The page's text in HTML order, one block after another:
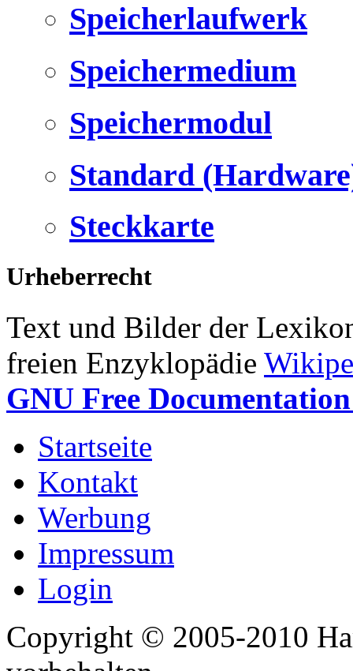
Speicherlaufwerk
Speichermedium
Speichermodul
Standard
Steckkarte
Urheberrecht
Text und Bilder der
freien Enzyklopädie
GNU Free
Startseite
Kontakt
Werbung
Impressum
Login
Copyright © 2005-2010